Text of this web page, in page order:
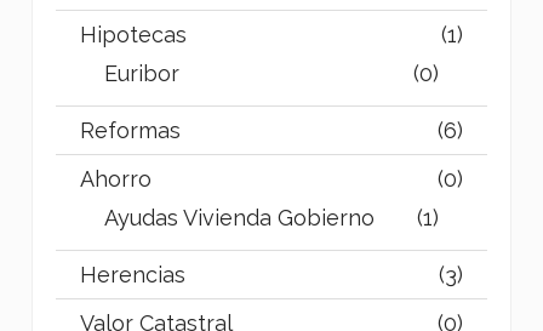
Hipotecas
(1)
Euribor
(0)
Reformas
(6)
Ahorro
(0)
Ayudas Vivienda Gobierno
(1)
Herencias
(3)
Valor Catastral
(0)